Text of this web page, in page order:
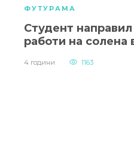
ФУТУРАМА
Студент
работи на солена
4 години 1163